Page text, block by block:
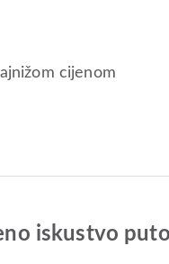
cijenom
iskustvo